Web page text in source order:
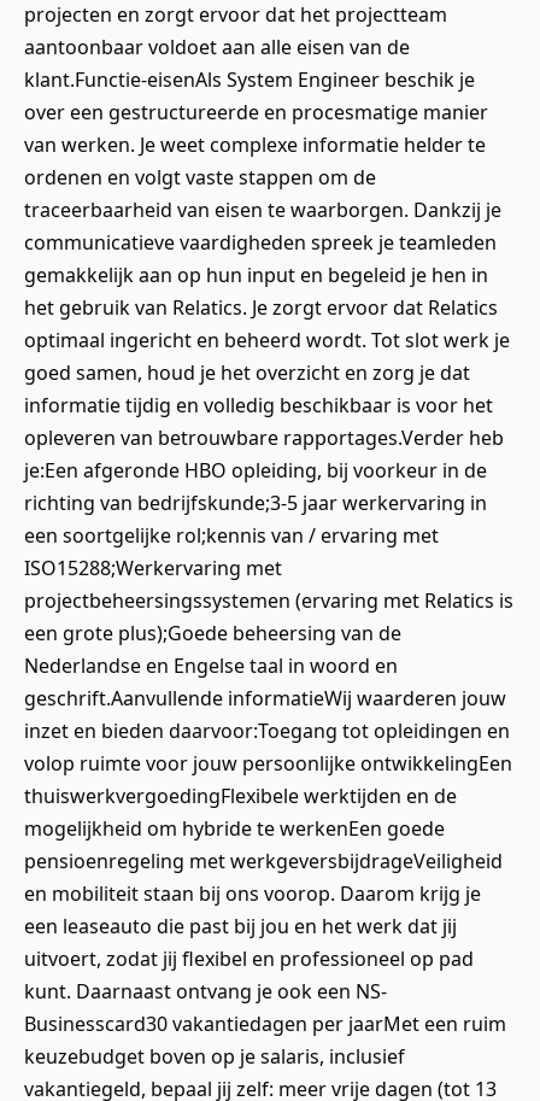
projecten en zorgt ervoor dat het projectteam
aantoonbaar voldoet aan alle eisen van de
klant.Functie-eisenAls System Engineer beschik je
over een gestructureerde en procesmatige manier
van werken. Je weet complexe informatie helder te
ordenen en volgt vaste stappen om de
traceerbaarheid van eisen te waarborgen. Dankzij je
communicatieve vaardigheden spreek je teamleden
gemakkelijk aan op hun input en begeleid je hen in
het gebruik van Relatics. Je zorgt ervoor dat Relatics
optimaal ingericht en beheerd wordt. Tot slot werk je
goed samen, houd je het overzicht en zorg je dat
informatie tijdig en volledig beschikbaar is voor het
opleveren van betrouwbare rapportages.Verder heb
je:Een afgeronde HBO opleiding, bij voorkeur in de
richting van bedrijfskunde;3-5 jaar werkervaring in
een soortgelijke rol;kennis van / ervaring met
ISO15288;Werkervaring met
projectbeheersingssystemen (ervaring met Relatics is
een grote plus);Goede beheersing van de
Nederlandse en Engelse taal in woord en
geschrift.Aanvullende informatieWij waarderen jouw
inzet en bieden daarvoor:Toegang tot opleidingen en
volop ruimte voor jouw persoonlijke ontwikkelingEen
thuiswerkvergoedingFlexibele werktijden en de
mogelijkheid om hybride te werkenEen goede
pensioenregeling met werkgeversbijdrageVeiligheid
en mobiliteit staan bij ons voorop. Daarom krijg je
een leaseauto die past bij jou en het werk dat jij
uitvoert, zodat jij flexibel en professioneel op pad
kunt. Daarnaast ontvang je ook een NS-
Businesscard30 vakantiedagen per jaarMet een ruim
keuzebudget boven op je salaris, inclusief
vakantiegeld, bepaal jij zelf: meer vrije dagen (tot 13